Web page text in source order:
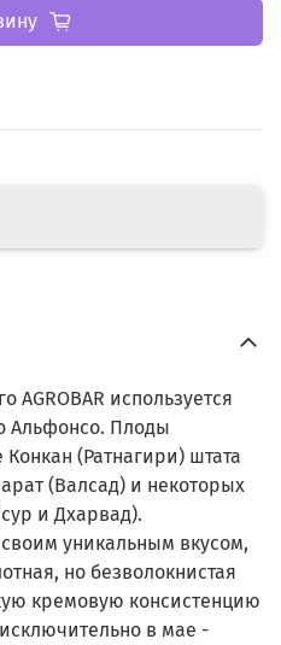
используется
Альфонсо. Плоды
(Ратнагири) штата
(Валсад) и некоторых
и Дхарвад).
уникальным вкусом,
но безволокнистая
кремовую консистенцию
в мае -